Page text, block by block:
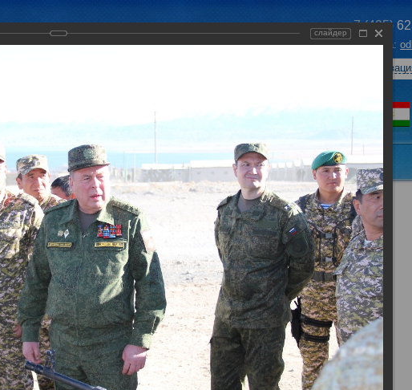
+7 (495)
Эл. почта:
Аналитика Приоритеты председательства
воинскими контингентами КСБР ЦАР «Рубеж-2016»
слайдер